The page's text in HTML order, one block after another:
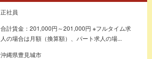
正社員
合計賃金：201,000円～201,000円 ※フルタイム求
人の場合は月額（換算額）、パート求人の場...
沖縄県豊見城市